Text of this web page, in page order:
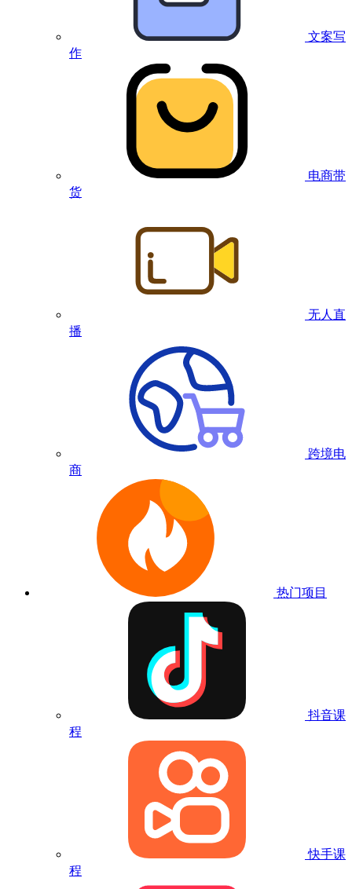
文案写
作
电商带
货
无人直
播
跨境电
商
热门项目
抖音课
程
快手课
程